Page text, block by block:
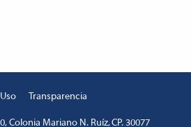
Transparencia
Colonia Mariano N. Ruíz, CP. 30077